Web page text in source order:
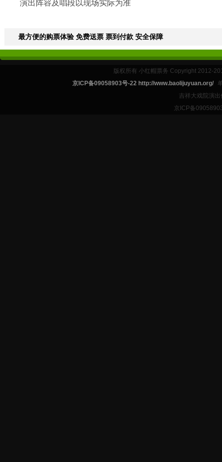
演出阵容及唱段以现场实际为准
最方便的购票体验 免费送票 票到付款 安全保障
版权所有 小红帽票务 Copyright 2012-
京ICP备09058903号-22 http://www.baolijuyuan.org/
吉祥大戏院演
京ICP备